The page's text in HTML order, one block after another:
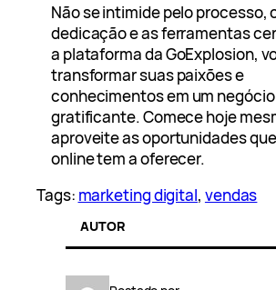
Não se intimide pelo processo,
dedicação e as ferramentas
a plataforma da GoExplosion,
transformar suas paixões e
conhecimentos em um
gratificante. Comece hoje
aproveite as oportunidades
online tem a oferecer.
Tags: marketing digital, vendas
AUTOR